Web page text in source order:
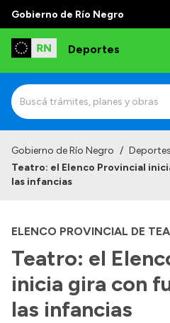
Gobierno de Río Negro
Deportes
Institucional
Autoridades
Normativa
Transparencia
Gobierno de Río Negro / Deportes
Teatro: el Elenco Provincial
las infancias
ELENCO PROVINCIAL DE
Teatro: el
inicia gira con
las infancias